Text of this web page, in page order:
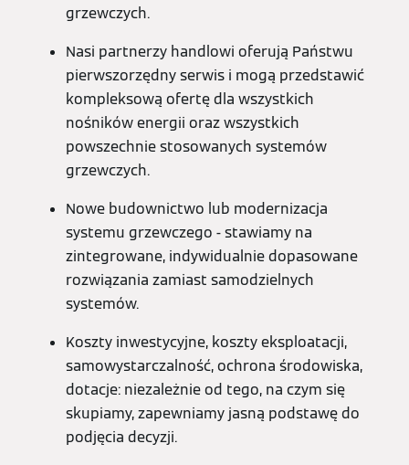
grzewczych.
Nasi partnerzy handlowi oferują Państwu
pierwszorzędny serwis i mogą przedstawić
kompleksową ofertę dla wszystkich
nośników energii oraz wszystkich
powszechnie stosowanych systemów
grzewczych.
Nowe budownictwo lub modernizacja
systemu grzewczego - stawiamy na
zintegrowane, indywidualnie dopasowane
rozwiązania zamiast samodzielnych
systemów.
Koszty inwestycyjne, koszty eksploatacji,
samowystarczalność, ochrona środowiska,
dotacje: niezależnie od tego, na czym się
skupiamy, zapewniamy jasną podstawę do
podjęcia decyzji.